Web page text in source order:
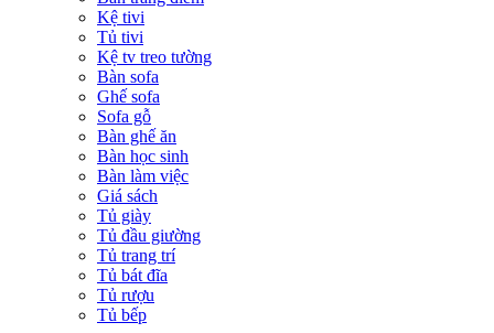
Kệ tivi
Tủ tivi
Kệ tv treo tường
Bàn sofa
Ghế sofa
Sofa gỗ
Bàn ghế ăn
Bàn học sinh
Bàn làm việc
Giá sách
Tủ giày
Tủ đầu giường
Tủ trang trí
Tủ bát đĩa
Tủ rượu
Tủ bếp